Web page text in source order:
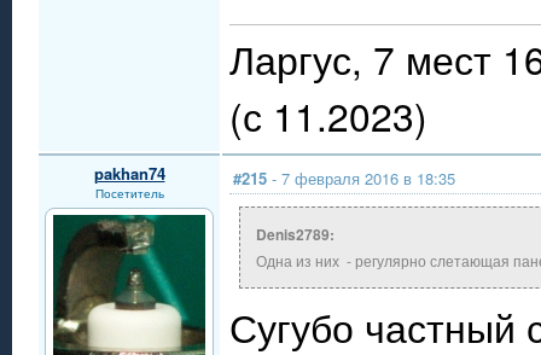
Ларгус, 7 мест
(с 11.2023)
pakhan74
Посетитель
#215 - 7 февраля 2016 в 18:35
Denis2789:
Одна из них - регулярно слетающая
Сугубо частный